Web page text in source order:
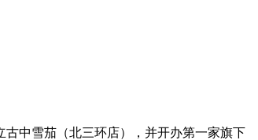
古中雪茄（北三环店），并开办第一家旗下